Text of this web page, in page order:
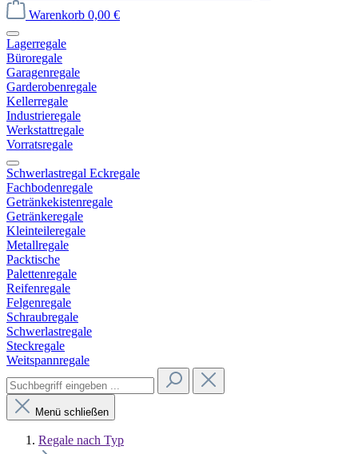
Warenkorb 0,00 €
Lagerregale
Büroregale
Garagenregale
Garderobenregale
Kellerregale
Industrieregale
Werkstattregale
Vorratsregale
Schwerlastregal Eckregale
Fachbodenregale
Getränkekistenregale
Getränkeregale
Kleinteileregale
Metallregale
Packtische
Palettenregale
Reifenregale
Felgenregale
Schraubregale
Schwerlastregale
Steckregale
Weitspannregale
Menü schließen
Regale nach Typ